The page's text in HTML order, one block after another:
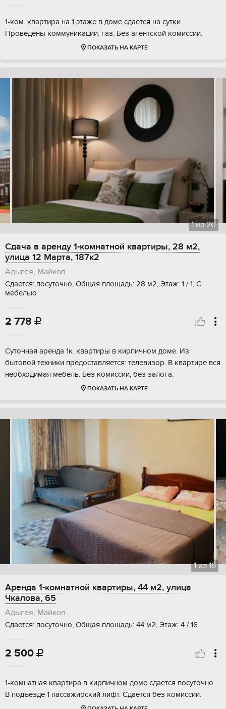
1-ком. квартира на 1 этаже в доме сдается на сутки.
Проведены коммуникации: газ. Без агентской комиссии.
ПОКАЗАТЬ НА КАРТЕ
1из20
Сдача в аренду 1-комнатной квартиры, 28 м2,
улица 12 Марта, 187к2
Адыгея, Майкоп
Сдается: посуточно, Общая площадь: 28 м2, Этаж: 1 / 1, С
мебелью
2 778 
Суточная аренда 1к. квартиры в кирпичном доме. Из
бытовой техники предоставляется: телевизор. В квартире вся
необходимая мебель. Без комиссии, без залога.
ПОКАЗАТЬ НА КАРТЕ
1из16
Аренда 1-комнатной квартиры, 44 м2, улица
Чкалова, 65
Адыгея, Майкоп
Сдается: посуточно, Общая площадь: 44 м2, Этаж: 4 / 16
2 500 
1-комнатная квартира в кирпичном доме сдается посуточно.
В подъезде 1 пассажирский лифт. Сдается без комиссии.